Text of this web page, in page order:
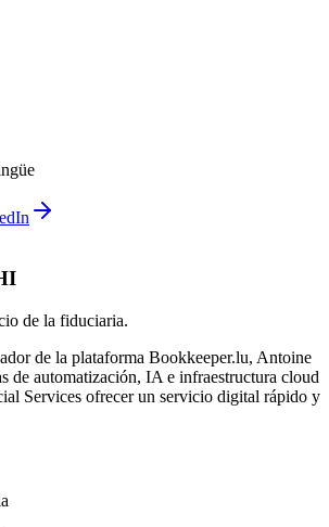
de la fiduciaria.
de la plataforma Bookkeeper.lu, Antoine
de automatización, IA e infraestructura cloud
Services ofrecer un servicio digital rápido y